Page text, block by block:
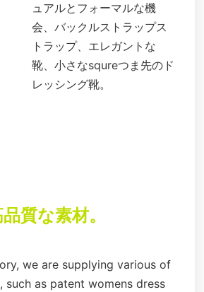
ュアルとフォーマルな機
会、バックルストラップス
トラップ、エレガントな
靴、小さなsqureつま先のド
レッシング靴。
質な素材。
we are supplying various of
such as patent womens dress